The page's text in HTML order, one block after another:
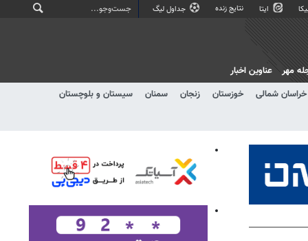
ایتا نتایج زنده جداول لیگ
خراسان شمالی خوزستان زنجان سمنان
سیستان و بلوچستان
مهر عناوین اخبار